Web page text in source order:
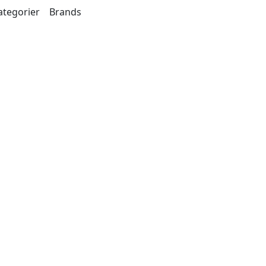
Brands